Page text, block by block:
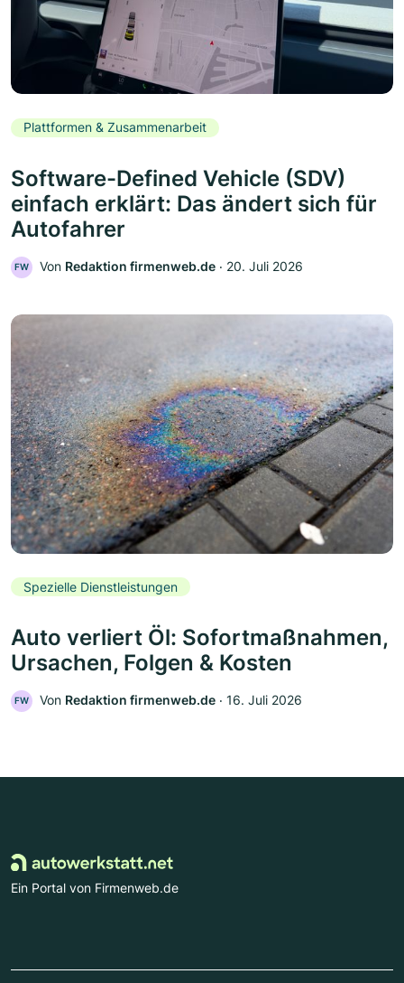
Plattformen & Zusammenarbeit
Software-Defined Vehicle (SDV)
einfach erklärt: Das ändert sich für
Autofahrer
FW Von Redaktion firmenweb.de ‧ 20. Juli 2026
Spezielle Dienstleistungen
Auto verliert Öl: Sofortmaßnahmen,
Ursachen, Folgen & Kosten
FW Von Redaktion firmenweb.de ‧ 16. Juli 2026
Ein Portal von Firmenweb.de